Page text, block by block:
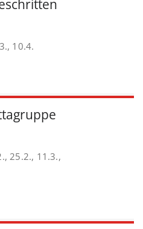
10.4.
25.2., 11.3.,